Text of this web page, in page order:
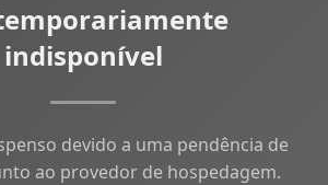
indisponível
devido a uma pendência de
ao provedor de hospedagem.